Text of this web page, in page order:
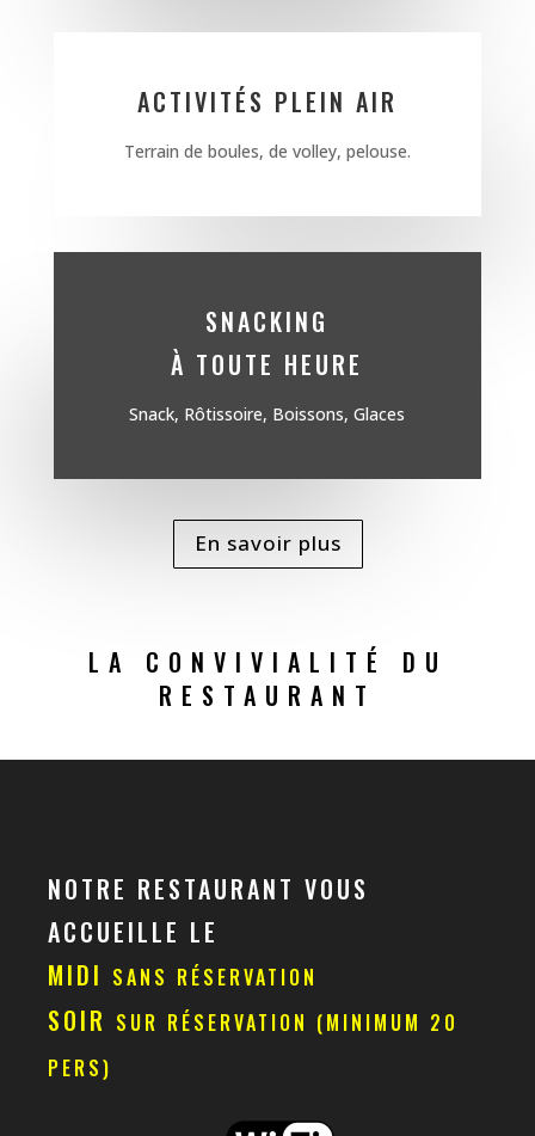
ACTIVITÉS PLEIN AIR
Terrain de boules, de volley, pelouse.
SNACKING
À TOUTE HEURE
Snack, Rôtissoire, Boissons, Glaces
En savoir plus
LA CONVIVIALITÉ DU
RESTAURANT
NOTRE RESTAURANT VOUS
ACCUEILLE LE
MIDI SANS RÉSERVATION
SOIR SUR RÉSERVATION (MINIMUM 20
PERS)